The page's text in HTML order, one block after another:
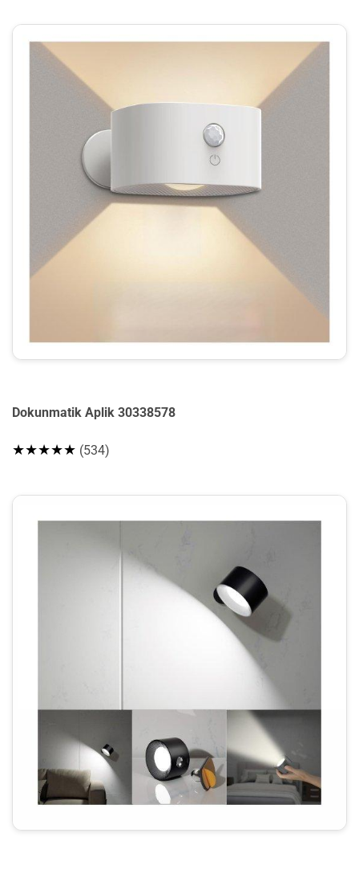
Dokunmatik Aplik 30338578
★★★★★ (534)